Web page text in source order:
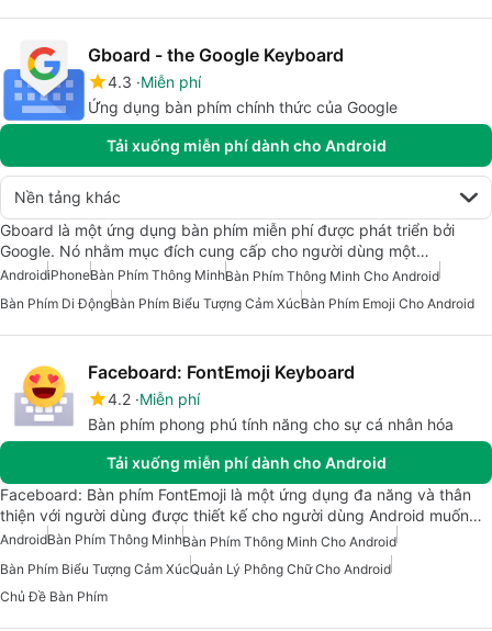
Gboard - the Google Keyboard
4.3 Miễn phí
Ứng dụng bàn phím chính thức của Google
Tải xuống miễn phí dành cho Android
Nền tảng khác
Gboard là một ứng dụng bàn phím miễn phí được phát triển bởi
Google. Nó nhằm mục đích cung cấp cho người dùng một…
AndroidiPhoneBàn Phím Thông MinhBàn Phím Thông Minh Cho Android
Bàn Phím Di ĐộngBàn Phím Biểu Tượng Cảm XúcBàn Phím Emoji Cho Android
Faceboard: FontEmoji Keyboard
4.2 Miễn phí
Bàn phím phong phú tính năng cho sự cá nhân hóa
Tải xuống miễn phí dành cho Android
Faceboard: Bàn phím FontEmoji là một ứng dụng đa năng và thân
thiện với người dùng được thiết kế cho người dùng Android muốn…
AndroidBàn Phím Thông MinhBàn Phím Thông Minh Cho Android
Bàn Phím Biểu Tượng Cảm XúcQuản Lý Phông Chữ Cho Android
Chủ Đề Bàn Phím